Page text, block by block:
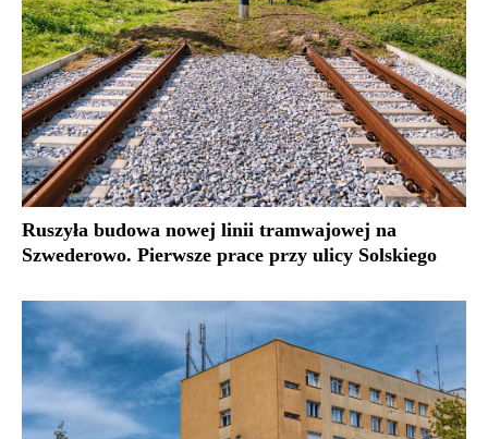
Ruszyła budowa nowej linii tramwajowej na
Szwederowo. Pierwsze prace przy ulicy Solskiego